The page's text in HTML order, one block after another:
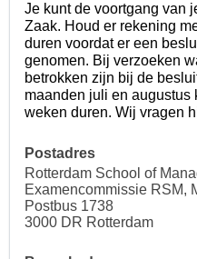
Je kunt de voortgang van
Zaak. Houd er rekening
duren voordat er een
genomen. Bij verzoeken
betrokken zijn bij de
maanden juli en augustus
weken duren. Wij vragen
Postadres
Rotterdam School of
Examencommissie RSM,
Postbus 1738
3000 DR Rotterdam